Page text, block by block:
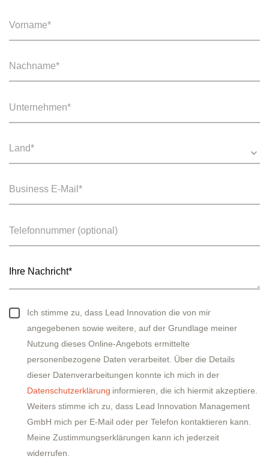
Ich stimme zu, dass Lead Innovation die von mir
angegebenen sowie weitere, auf der Grundlage meiner
Nutzung dieses Online-Angebots ermittelte
personenbezogene Daten verarbeitet. Über die Details
dieser Datenverarbeitungen konnte ich mich in der
Datenschutzerklärung informieren, die ich hiermit akzeptiere.
Weiters stimme ich zu, dass Lead Innovation Management
GmbH mich per E-Mail oder per Telefon kontaktieren kann.
Meine Zustimmungserklärungen kann ich jederzeit
widerrufen.